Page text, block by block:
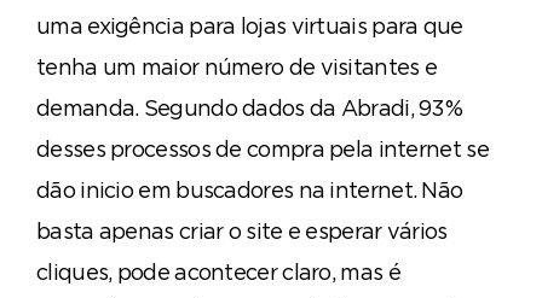
uma exigência para lojas virtuais para que
tenha um maior número de visitantes e
demanda. Segundo dados da Abradi, 93%
desses processos de compra pela internet se
dão inicio em buscadores na internet. Não
basta apenas criar o site e esperar vários
cliques, pode acontecer claro, mas é